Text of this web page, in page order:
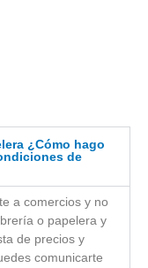
¿Cómo hago
de
a comercios y no
o papelera y
de precios y
comunicarte